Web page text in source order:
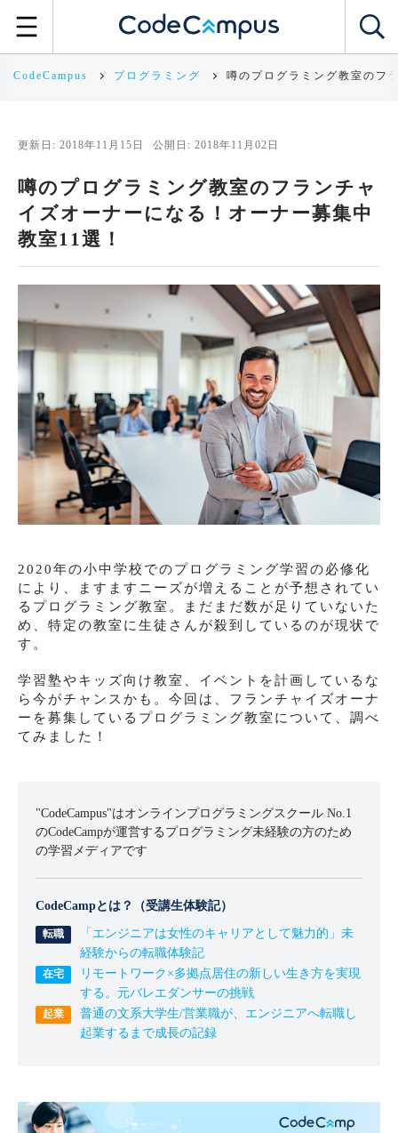
CodeCampus プログラミング 噂のプログラミング教室のフ
更新日: 2018年11月15日 公開日: 2018年11月02日
噂のプログラミング教室のフランチャ
イズオーナーになる！オーナー募集中
教室11選！
2020年の小中学校でのプログラミング学習の必修化
により、ますますニーズが増えることが予想されてい
るプログラミング教室。まだまだ数が足りていないた
め、特定の教室に生徒さんが殺到しているのが現状で
す。
学習塾やキッズ向け教室、イベントを計画しているな
ら今がチャンスかも。今回は、フランチャイズオーナ
ーを募集しているプログラミング教室について、調べ
てみました！
"CodeCampus"はオンラインプログラミングスクール No.1
のCodeCampが運営するプログラミング未経験の方のため
の学習メディアです
CodeCampとは？（受講生体験記）
「エンジニアは女性のキャリアとして魅力的」未
経験からの転職体験記
リモートワーク×多拠点居住の新しい生き方を実現
する。元バレエダンサーの挑戦
普通の文系大学生/営業職が、エンジニアへ転職し
起業するまで成長の記録